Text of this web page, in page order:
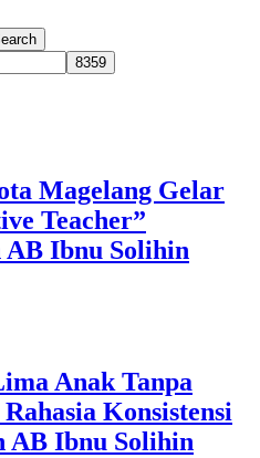
Magelang Gelar
Teacher”
AB Ibnu Solihin
Anak Tanpa
Konsistensi
AB Ibnu Solihin